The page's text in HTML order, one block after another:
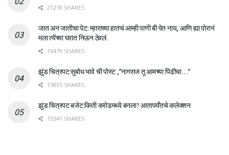
21218 SHARES
जात अन जातीचा पेट: म्हाराच्या हातचं आम्ही पाणी बी पेत नाय, आणि ह्या पोरानं
मला त्येंच्या घरात निऊन ठेवलं.
19479 SHARES
झुंड चित्रपट:सुबोध भावे ची पोस्ट ,”नागराज तू आमच्या पिढीचा…”
15835 SHARES
झुंड चित्रपट बजेट:किती करोडमध्ये बनला? आतापर्यँतचे कलेक्शन
15341 SHARES